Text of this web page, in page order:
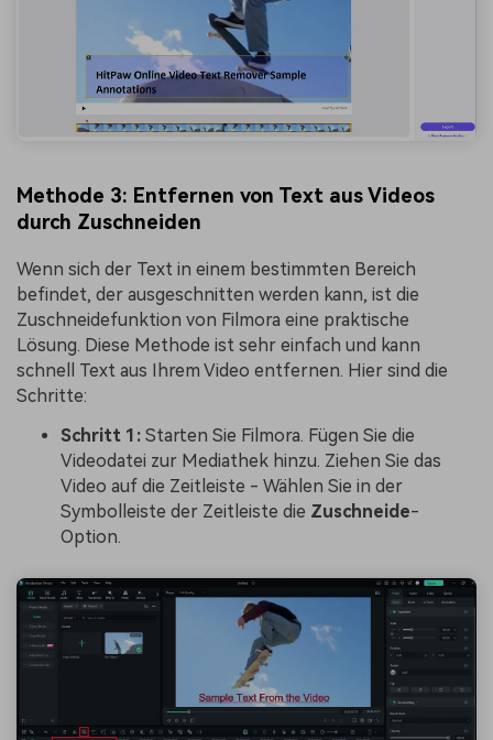
Methode 3: Entfernen von Text aus Videos
durch Zuschneiden
Wenn sich der Text in einem bestimmten Bereich
befindet, der ausgeschnitten werden kann, ist die
Zuschneidefunktion von Filmora eine praktische
Lösung. Diese Methode ist sehr einfach und kann
schnell Text aus Ihrem Video entfernen. Hier sind die
Schritte:
Schritt 1: Starten Sie Filmora. Fügen Sie die
Videodatei zur Mediathek hinzu. Ziehen Sie das
Video auf die Zeitleiste - Wählen Sie in der
Symbolleiste der Zeitleiste die Zuschneide-
Option.